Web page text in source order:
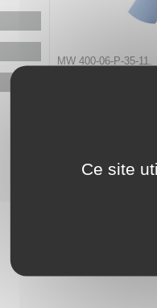
MW 400-06-P-35-11.
6 pâles -
Ce site